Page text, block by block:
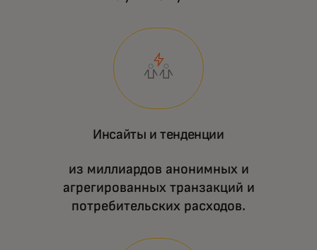
Инсайты и тенденции
из миллиардов анонимных и
агрегированных транзакций и
потребительских расходов.